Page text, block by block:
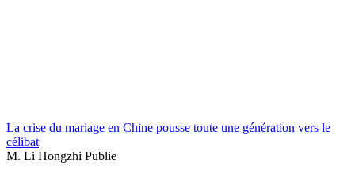
La crise du mariage en Chine pousse toute une génération vers le
célibat
M. Li Hongzhi Publie